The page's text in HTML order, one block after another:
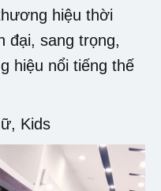
hiệu thời
đại, sang trọng,
hiệu nổi tiếng thế
Kids